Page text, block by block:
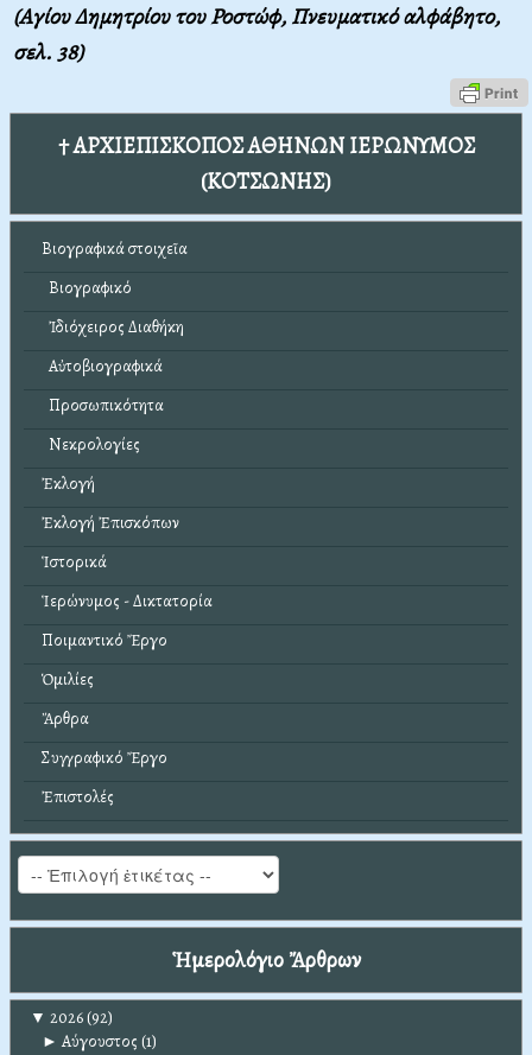
(Αγίου Δημητρίου του Ροστώφ, Πνευματικό αλφάβητο,
σελ. 38)
† ΑΡΧΙΕΠΙΣΚΟΠΟΣ ΑΘΗΝΩΝ ΙΕΡΩΝΥΜΟΣ
(ΚΟΤΣΩΝΗΣ)
Βιογραφικά στοιχεῖα
Βιογραφικό
Ἰδιόχειρος Διαθήκη
Αὐτοβιογραφικά
Προσωπικότητα
Νεκρολογίες
Ἐκλογή
Ἐκλογή Ἐπισκόπων
Ἱστορικά
Ἱερώνυμος - Δικτατορία
Ποιμαντικό Ἔργο
Ὁμιλίες
Ἄρθρα
Συγγραφικό Ἔργο
Ἐπιστολές
Ἡμερολόγιο Ἄρθρων
▼ 2026(92)
► Αύγουστος (1)